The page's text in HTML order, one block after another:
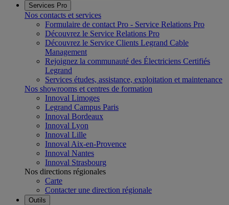
Services Pro
Nos contacts et services
Formulaire de contact Pro - Service Relations Pro
Découvrez le Service Relations Pro
Découvrez le Service Clients Legrand Cable
Management
Rejoignez la communauté des Électriciens Certifiés
Legrand
Services études, assistance, exploitation et maintenance
Nos showrooms et centres de formation
Innoval Limoges
Legrand Campus Paris
Innoval Bordeaux
Innoval Lyon
Innoval Lille
Innoval Aix-en-Provence
Innoval Nantes
Innoval Strasbourg
Nos directions régionales
Carte
Contacter une direction régionale
Outils